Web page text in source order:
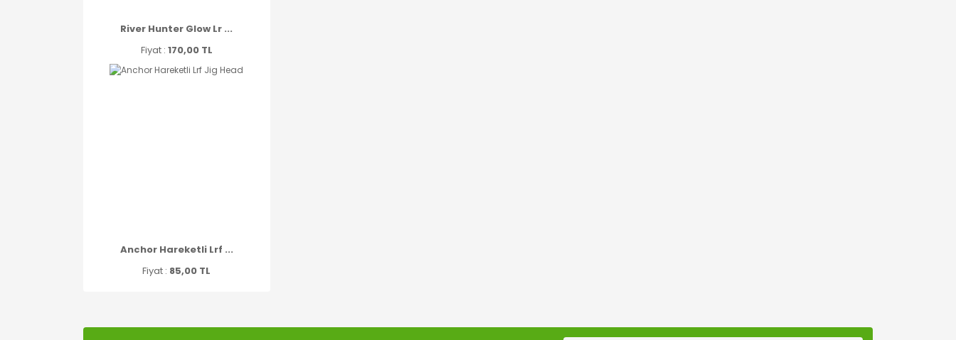
River Hunter Glow Lr ...
Fiyat : 170,00 TL
Anchor Hareketli Lrf ...
Fiyat : 85,00 TL